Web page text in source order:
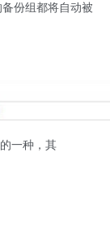
份组都将自动被
一种，其